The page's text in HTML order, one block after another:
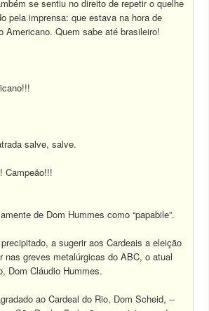
se sentiu no direito de repetir o quelhe
pela imprensa: que estava na hora de
Americano. Quem sabe até brasileiro!
salve, salve.
Campeão!!!
de Dom Hummes como “papabile”.
a sugerir aos Cardeais a eleição
nas greves metalúrgicas do ABC, o atual
Dom Cláudio Hummes.
ao Cardeal do Rio, Dom Scheid, --